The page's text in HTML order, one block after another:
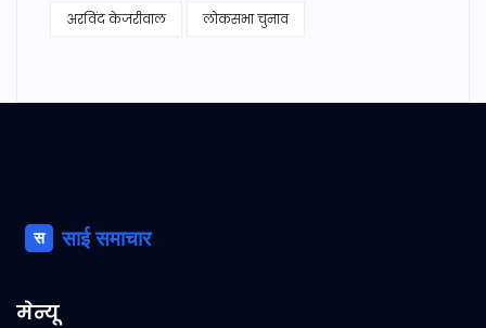
अरविंद केजरीवाल लोकसभा चुनाव
मेन्यू